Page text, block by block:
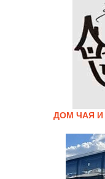
ДОМ ЧАЯ И